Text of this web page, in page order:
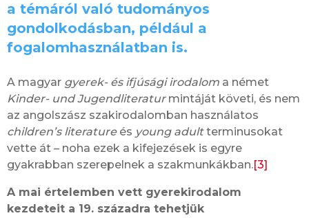
a témáról való tudományos
gondolkodásban, például a
fogalomhasználatban is.
A magyar gyerek- és ifjúsági irodalom a német
Kinder- und Jugendliteraturmintáját követi, és nem
az angolszász szakirodalomban használatos
children’s literatureés young adultterminusokat
vette át – noha ezek a kifejezések is egyre
gyakrabban szerepelnek a szakmunkákban.[3]
A mai értelemben vett gyerekirodalom
kezdeteit a 19. századra tehetjük